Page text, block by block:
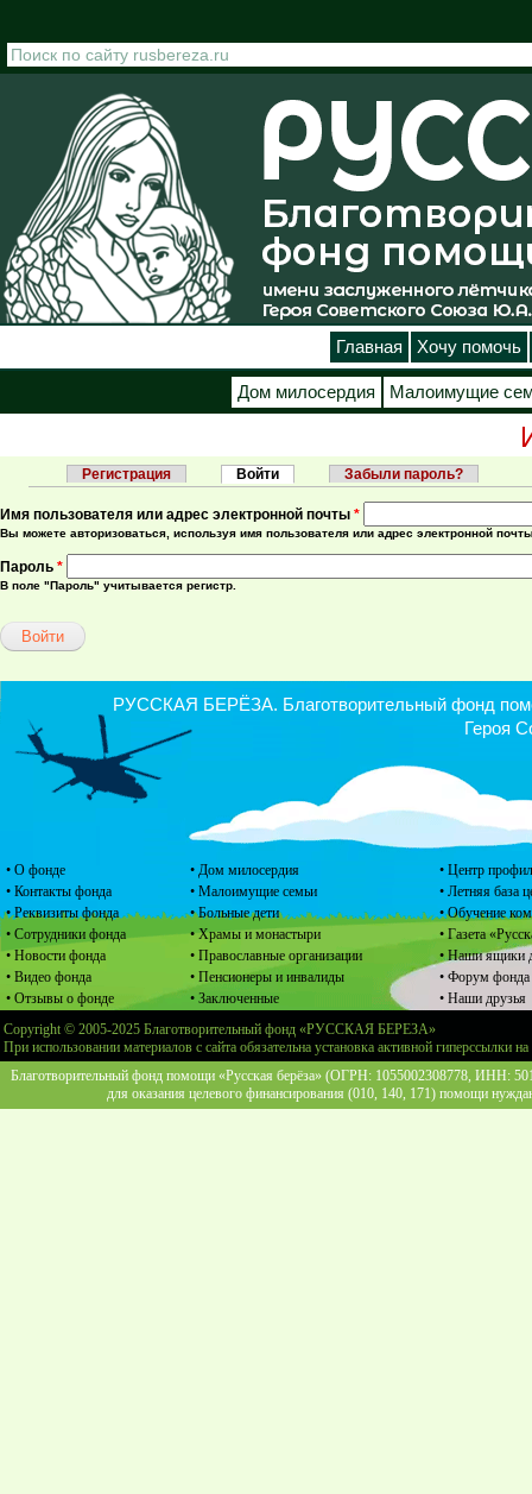
Главная Хочу помочь
Дом милосердия Малоимущие
Главные вкладки
Регистрация Войти (активная вкладка)
Забыли пароль?
Имя пользователя или адрес электронной почты *
Вы можете авторизоваться, используя имя пользователя или адрес электронной
Пароль *
В поле "Пароль" учитывается регистр.
• О фонде
• Контакты фонда
• Реквизиты фонда
• Сотрудники фонда
• Новости фонда
• Видео фонда
• Отзывы о фонде
• Дом милосердия
• Малоимущие семьи
• Больные дети
• Храмы и монастыри
• Православные организации
• Пенсионеры и инвалиды
• Заключенные
• Центр
• Летняя база
• Обучение
• Газета
• Наши ящики
• Форум фонда
• Наши друзья
РУССКАЯ БЕРЁЗА. Благотворительный фонд
Героя
Copyright © 2005-2025 Благотворительный фонд «РУССКАЯ БЕРЕЗА»
При использовании материалов с сайта обязательна установка активной гиперссылки
Благотворительный фонд помощи «Русская берёза» (ОГРН: 1055002308778, ИНН:
для оказания целевого финансирования (010, 140, 171) помощи